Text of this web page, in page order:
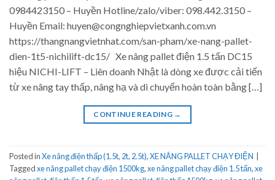
0984423150 – Huyền Hotline/zalo/viber: 098.442.3150 –
Huyền Email: huyen@congnghiepvietxanh.com.vn
https://thangnangvietnhat.com/san-pham/xe-nang-pallet-
dien-1t5-nichilift-dc15/ Xe nâng pallet điện 1.5 tấn DC15
hiệu NICHI-LIFT – Liên doanh Nhật là dòng xe được cải tiến
từ xe nâng tay thấp, nâng hạ và di chuyển hoàn toàn bằng […]
CONTINUE READING →
Posted inXe nâng điện thấp (1.5t, 2t, 2.5t),XE NÂNG PALLET CHẠY ĐIỆN
Taggedxe nâng pallet chạy điện 1500kg,xe nâng pallet chạy điện 1.5 tấn,xe